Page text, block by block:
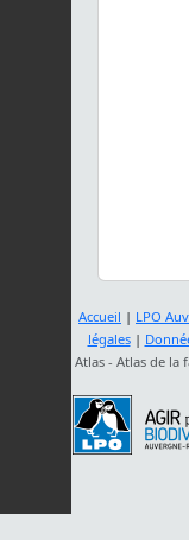
Accueil | LPO
légales|
Atlas - Atlas de